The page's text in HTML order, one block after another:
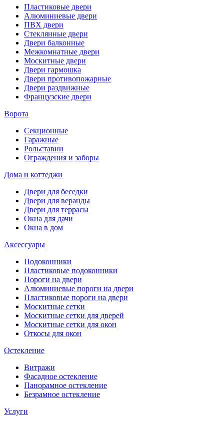
Пластиковые двери
Алюминиевые двери
ПВХ двери
Стеклянные двери
Двери балконные
Межкомнатные двери
Москитные двери
Двери гармошка
Двери противопожарные
Двери раздвижные
Французские двери
Ворота
Секционные
Гаражные
Рольставни
Ограждения и заборы
Дома и коттеджи
Двери для беседки
Двери для веранды
Двери для террасы
Окна для дачи
Окна в дом
Аксессуары
Подоконники
Пластиковые подоконники
Пороги на двери
Алюминиевые пороги на двери
Пластиковые пороги на двери
Москитные сетки
Москитные сетки для дверей
Москитные сетки для окон
Откосы для окон
Остекление
Витражи
Фасадное остекление
Панорамное остекление
Безрамное остекление
Услуги